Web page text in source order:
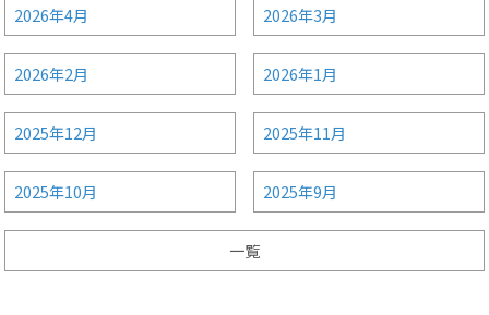
2026年4月 2026年3月
2026年2月 2026年1月
2025年12月 2025年11月
2025年10月 2025年9月
一覧